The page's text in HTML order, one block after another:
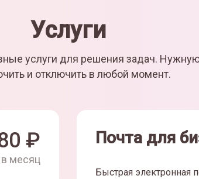
Услуги
услуги для решения задач.
и отключить в любой момент.
₽
в месяц
Почта для
Быстрая электронная